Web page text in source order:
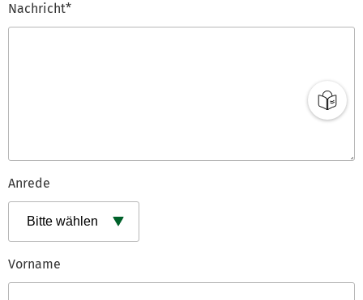
Nachricht*
Anrede
Vorname